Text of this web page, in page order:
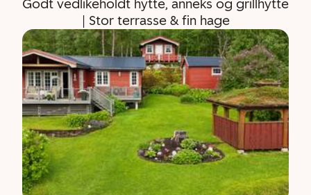
Godt vedlikeholdt hytte, anneks og grillhytte
| Stor terrasse & fin hage